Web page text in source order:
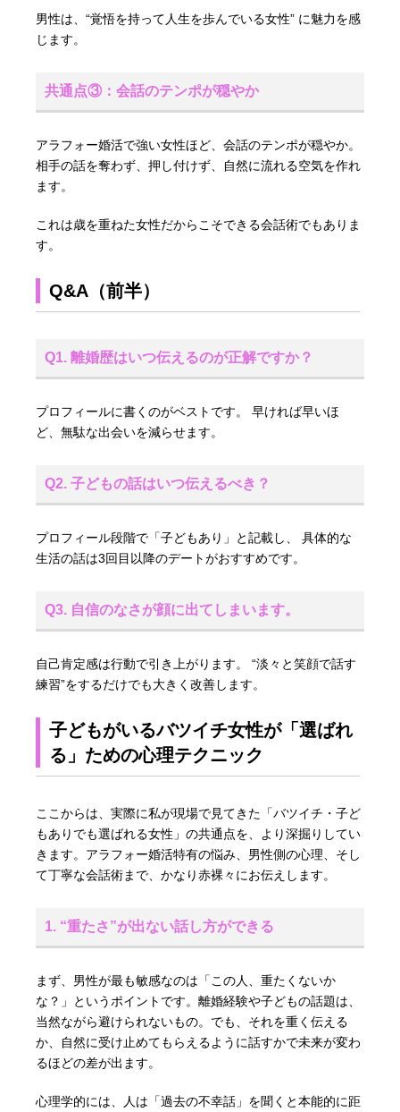
男性は、“覚悟を持って人生を歩んでいる女性” に魅力を感
じます。
共通点③：会話のテンポが穏やか
アラフォー婚活で強い女性ほど、会話のテンポが穏やか。
相手の話を奪わず、押し付けず、自然に流れる空気を作れ
ます。
これは歳を重ねた女性だからこそできる会話術でもありま
す。
Q&A（前半）
Q1. 離婚歴はいつ伝えるのが正解ですか？
プロフィールに書くのがベストです。 早ければ早いほ
ど、無駄な出会いを減らせます。
Q2. 子どもの話はいつ伝えるべき？
プロフィール段階で「子どもあり」と記載し、 具体的な
生活の話は3回目以降のデートがおすすめです。
Q3. 自信のなさが顔に出てしまいます。
自己肯定感は行動で引き上がります。 “淡々と笑顔で話す
練習”をするだけでも大きく改善します。
子どもがいるバツイチ女性が「選ばれ
る」ための心理テクニック
ここからは、実際に私が現場で見てきた「バツイチ・子ど
もありでも選ばれる女性」の共通点を、より深掘りしてい
きます。アラフォー婚活特有の悩み、男性側の心理、そし
て丁寧な会話術まで、かなり赤裸々にお伝えします。
1. “重たさ”が出ない話し方ができる
まず、男性が最も敏感なのは「この人、重たくないか
な？」というポイントです。離婚経験や子どもの話題は、
当然ながら避けられないもの。でも、それを重く伝える
か、自然に受け止めてもらえるように話すかで未来が変わ
るほどの差が出ます。
心理学的には、人は「過去の不幸話」を聞くと本能的に距